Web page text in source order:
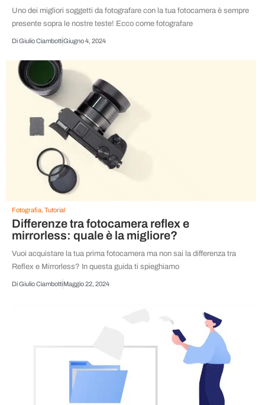
Uno dei migliori soggetti da fotografare con la tua fotocamera è sempre
presente sopra le nostre teste! Ecco come fotografare
DiGiulio CiambottiGiugno 4, 2024
Fotografia, Tutorial
Differenze tra fotocamera reflex e
mirrorless: quale è la migliore?
Vuoi acquistare la tua prima fotocamera ma non sai la differenza tra
Reflex e Mirrorless? In questa guida ti spieghiamo
DiGiulio CiambottiMaggio 22, 2024